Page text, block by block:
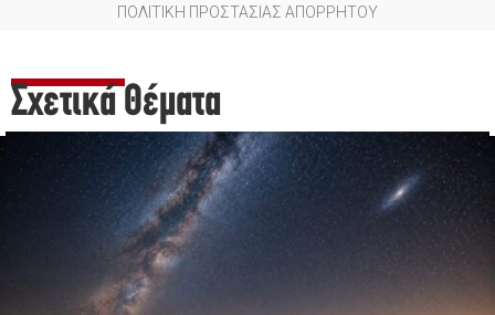
ΠΟΛΙΤΙΚΗ ΠΡΟΣΤΑΣΙΑΣ ΑΠΟΡΡΗΤΟΥ
Σχετικά Θέματα